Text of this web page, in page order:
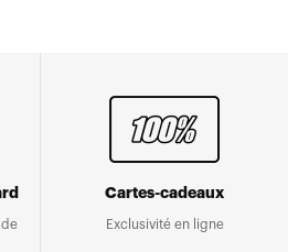
Cartes-cadeaux
Exclusivité en ligne